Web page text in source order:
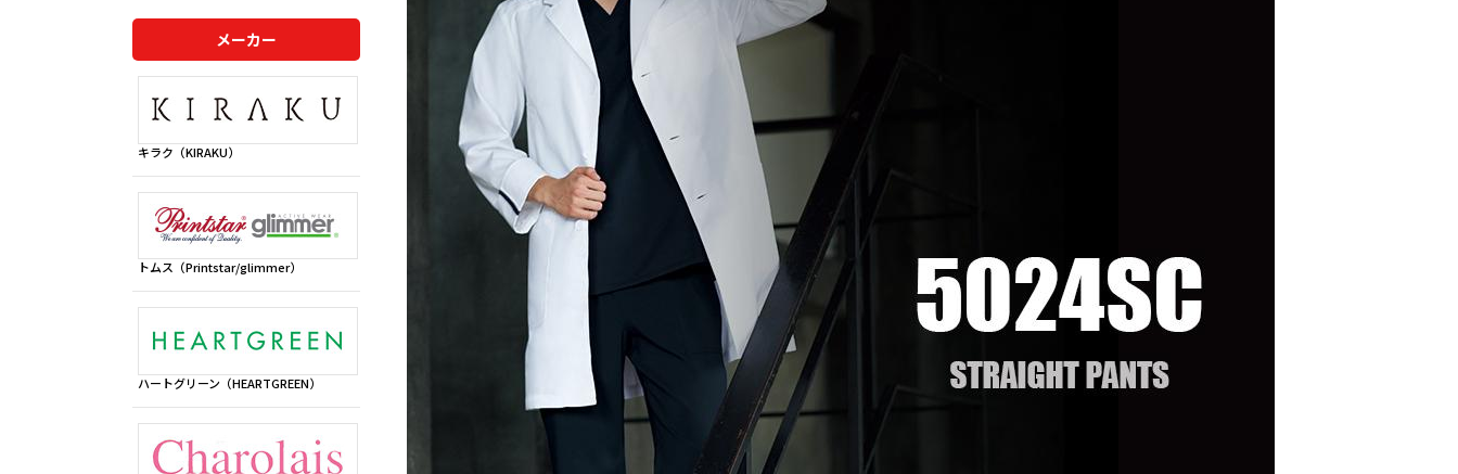
メーカー
キラク（KIRAKU）
トムス（Printstar/glimmer）
ハートグリーン（HEARTGREEN）